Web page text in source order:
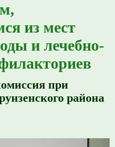
из мест
и лечебно-
при
района